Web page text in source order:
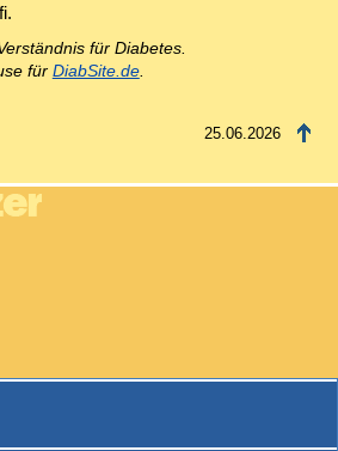
für Diabetes.
für DiabSite.de.
25.06.2026